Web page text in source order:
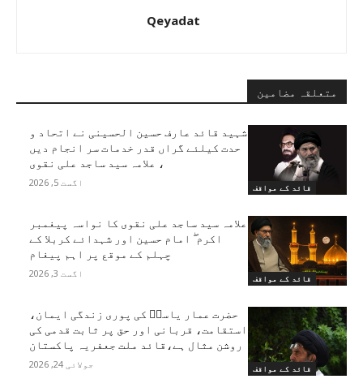
Qeyadat
متعلقہ مضامین
قائد کے مواقف
شہید قائد عارف حسین الحسینی نے اتحاد و
حدت کیلئے گراں قدر خدمات سر انجام دیں
، علامہ سید ساجد علی نقوی
اگست 5, 2026
قائد کے مواقف
علامہ سید ساجد علی نقوی کا نواسہ پیغمبر
اکرم ۖ امام حسین اور شہدائے کربلا کے
چہلم کے موقع پر اہم پیغام
اگست 3, 2026
قائد کے مواقف
حضرت عمار یاسرؑ کی پوری زندگی ایمان،
استقامت، قربانی اور حق پر ثابت قدمی کی
روشن مثال ہے،قائد ملت جعفریہ پاکستان
جولائی 24, 2026